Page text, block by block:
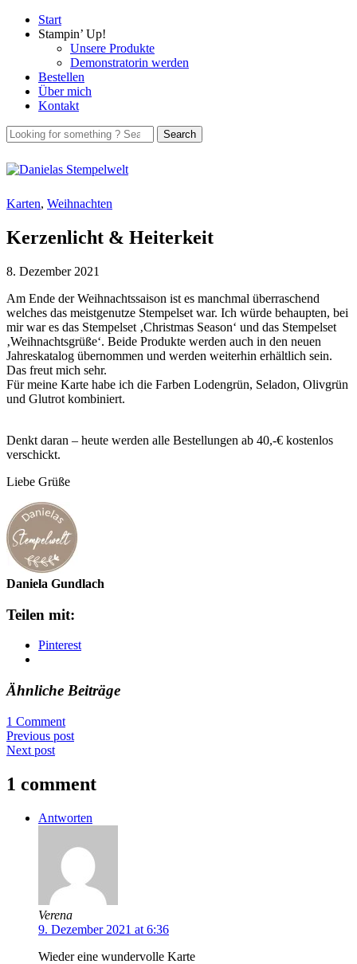
Start
Stampin’ Up!
Unsere Produkte
Demonstratorin werden
Bestellen
Über mich
Kontakt
Karten, Weihnachten
Kerzenlicht & Heiterkeit
8. Dezember 2021
Am Ende der Weihnachtssaison ist es manchmal überraschend
welches das meistgenutze Stempelset war. Ich würde behaupten, bei
mir war es das Stempelset ‚Christmas Season‘ und das Stempelset
‚Weihnachtsgrüße‘. Beide Produkte werden auch in den neuen
Jahreskatalog übernommen und werden weiterhin erhältlich sein.
Das freut mich sehr.
Für meine Karte habe ich die Farben Lodengrün, Seladon, Olivgrün
und Glutrot kombiniert.
Denkt daran – heute werden alle Bestellungen ab 40,-€ kostenlos
verschickt.
Liebe Grüße
Daniela Gundlach
Teilen mit:
Pinterest
Ähnliche Beiträge
1 Comment
Previous post
Next post
1 comment
Antworten
Verena
9. Dezember 2021 at 6:36
Wieder eine wundervolle Karte